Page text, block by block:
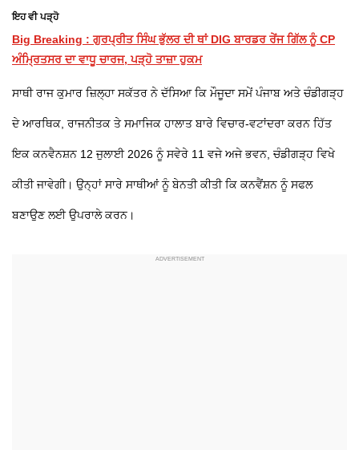
ਇਹ ਵੀ ਪੜ੍ਹੋ
Big Breaking : ਗੁਰਪ੍ਰੀਤ ਸਿੰਘ ਭੁੱਲਰ ਦੀ ਥਾਂ DIG ਬਾਰਡਰ ਰੇਂਜ ਗਿੱਲ ਨੂੰ CP
ਅੰਮ੍ਰਿਤਸਰ ਦਾ ਵਾਧੂ ਚਾਰਜ, ਪੜ੍ਹੋ ਤਾਜ਼ਾ ਹੁਕਮ
ਸਾਥੀ ਰਾਜ ਕੁਮਾਰ ਜ਼ਿਲ੍ਹਾ ਸਕੱਤਰ ਨੇ ਦੱਸਿਆ ਕਿ ਮੌਜੂਦਾ ਸਮੇਂ ਪੰਜਾਬ ਅਤੇ ਚੰਡੀਗੜ੍ਹ
ਦੇ ਆਰਥਿਕ, ਰਾਜਨੀਤਕ ਤੇ ਸਮਾਜਿਕ ਹਾਲਾਤ ਬਾਰੇ ਵਿਚਾਰ-ਵਟਾਂਦਰਾ ਕਰਨ ਹਿੱਤ
ਇਕ ਕਨਵੈਨਸ਼ਨ 12 ਜੁਲਾਈ 2026 ਨੂੰ ਸਵੇਰੇ 11 ਵਜੇ ਅਜੇ ਭਵਨ, ਚੰਡੀਗੜ੍ਹ ਵਿਖੇ
ਕੀਤੀ ਜਾਵੇਗੀ। ਉਨ੍ਹਾਂ ਸਾਰੇ ਸਾਥੀਆਂ ਨੂੰ ਬੇਨਤੀ ਕੀਤੀ ਕਿ ਕਨਵੈਂਸ਼ਨ ਨੂੰ ਸਫਲ
ਬਣਾਉਣ ਲਈ ਉਪਰਾਲੇ ਕਰਨ।